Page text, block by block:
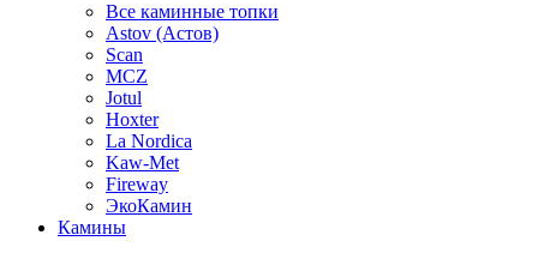
Все каминные топки
Astov (Астов)
Scan
MCZ
Jotul
Hoxter
La Nordica
Kaw-Met
Fireway
ЭкоКамин
Камины